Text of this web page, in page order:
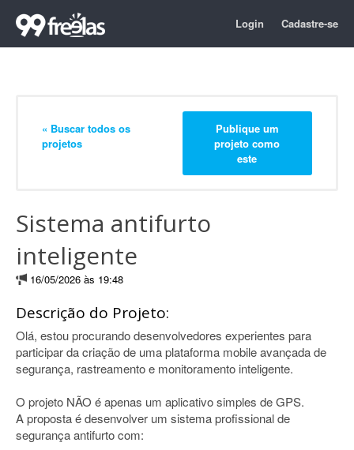
Login Cadastre-se
« Buscar todos os
projetos
Publique um
projeto como
este
Sistema antifurto
inteligente
16/05/2026 às 19:48
Descrição do Projeto:
Olá, estou procurando desenvolvedores experientes para
participar da criação de uma plataforma mobile avançada de
segurança, rastreamento e monitoramento inteligente.
O projeto NÃO é apenas um aplicativo simples de GPS.
A proposta é desenvolver um sistema profissional de
segurança antifurto com: